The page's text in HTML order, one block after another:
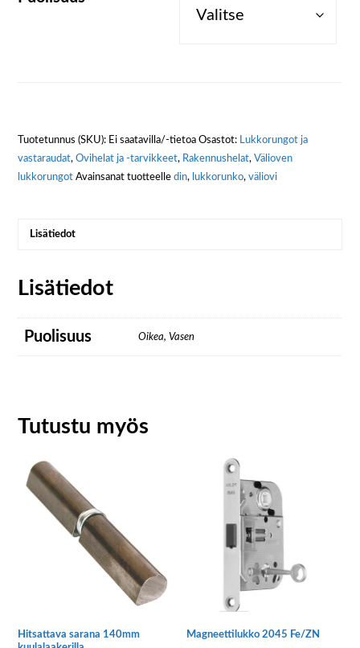
Tuotetunnus (SKU): Ei saatavilla/-tietoa Osastot: Lukkorungot ja
vastaraudat,Ovihelat ja -tarvikkeet, Rakennushelat,Välioven
lukkorungot Avainsanat tuotteelledin, lukkorunko,väliovi
Lisätiedot
Lisätiedot
Puolisuus Oikea, Vasen
Tutustu myös
Hitsattava sarana 140mm
Magneettilukko 2045 Fe/ZN